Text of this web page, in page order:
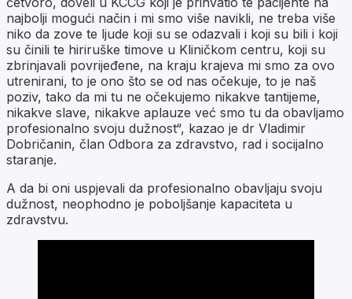
najbolji mogući način i mi smo više navikli, ne treba više
niko da zove te ljude koji su se odazvali i koji su bili i koji
su činili te hiriruške timove u Kliničkom centru, koji su
zbrinjavali povrijeđene, na kraju krajeva mi smo za ovo
utrenirani, to je ono što se od nas očekuje, to je naš
poziv, tako da mi tu ne očekujemo nikakve tantijeme,
nikakve slave, nikakve aplauze već smo tu da obavljamo
profesionalno svoju dužnost“, kazao je dr Vladimir
Dobričanin, član Odbora za zdravstvo, rad i socijalno
staranje.
A da bi oni uspjevali da profesionalno obavljaju svoju
dužnost, neophodno je poboljšanje kapaciteta u
zdravstvu.